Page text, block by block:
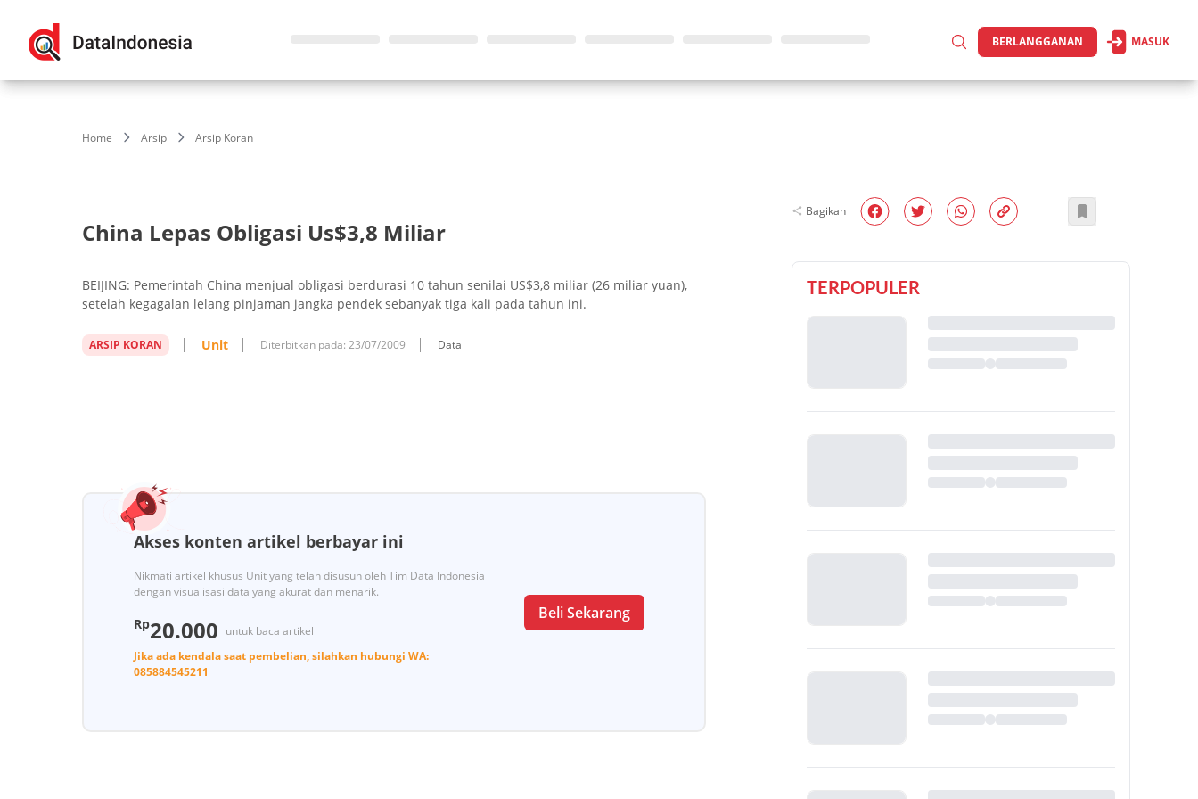
BERLANGGANAN MASUK
Home Arsip Arsip Koran
China Lepas Obligasi Us$3,8 Miliar
BEIJING: Pemerintah China menjual obligasi berdurasi 10 tahun senilai US$3,8 miliar (26 miliar yuan),
setelah kegagalan lelang pinjaman jangka pendek sebanyak tiga kali pada tahun ini.
ARSIP KORAN Unit Diterbitkan pada: 23/07/2009 Data
Akses konten artikel berbayar ini
Nikmati artikel khusus Unit yang telah disusun oleh Tim Data Indonesia
dengan visualisasi data yang akurat dan menarik.
Rp20.000 untuk baca artikel
Jika ada kendala saat pembelian, silahkan hubungi WA:
085884545211
Beli Sekarang
Bagikan
TERPOPULER